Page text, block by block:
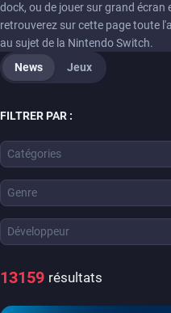
dock, ou de jouer sur grand
retrouverez sur cette page toute
au sujet de la Nintendo Switch.
News
Jeux
FILTRER PAR :
Catégories
Genre
Développeur
13159 résultats